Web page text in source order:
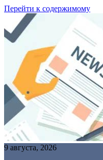
Перейти к содержимому
9 августа, 2026